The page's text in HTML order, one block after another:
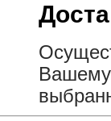
Вашему